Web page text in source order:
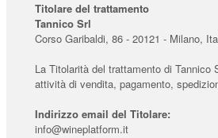
Titolare del trattamento
Tannico Srl
Corso Garibaldi, 86 - 20121 - Milano,
La Titolarità del trattamento di Tannico
attività di vendita, pagamento,
Indirizzo email del Titolare:
info@wineplatform.it